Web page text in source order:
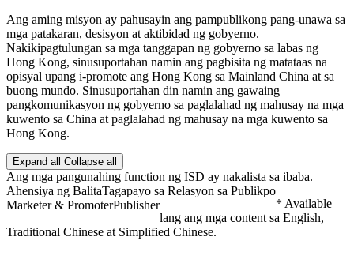
Ang aming misyon ay pahusayin ang pampublikong pang-unawa sa
mga patakaran, desisyon at aktibidad ng gobyerno.
Nakikipagtulungan sa mga tanggapan ng gobyerno sa labas ng
Hong Kong, sinusuportahan namin ang pagbisita ng matataas na
opisyal upang i-promote ang Hong Kong sa Mainland China at sa
buong mundo. Sinusuportahan din namin ang gawaing
pangkomunikasyon ng gobyerno sa paglalahad ng mahusay na mga
kuwento sa China at paglalahad ng mahusay na mga kuwento sa
Hong Kong.
Expand all Collapse all
Ang mga pangunahing function ng ISD ay nakalista sa ibaba.
Ahensiya ng BalitaTagapayo sa Relasyon sa Publikpo
Marketer & PromoterPublisher
* Available
lang ang mga content sa English,
Traditional Chinese at Simplified Chinese.